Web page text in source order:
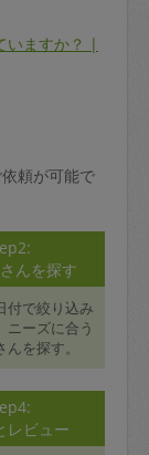
いますか？ |
頼が可能で
んを探す
付で絞り込み
ニーズに合う
を探す。
レビュー